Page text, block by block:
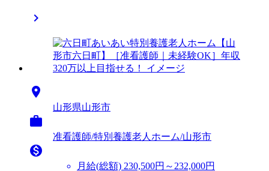


山形県山形市

准看護師/特別養護老人ホーム/山形市

月給(総額) 230,500円～232,000円